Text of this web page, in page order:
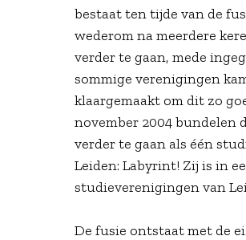
bestaat ten tijde van de
wederom na meerdere
verder te gaan, mede
sommige verenigingen
klaargemaakt om dit zo
november 2004 bundelen
verder te gaan als één
Leiden: Labyrint! Zij is in
studieverenigingen van
De fusie ontstaat met de